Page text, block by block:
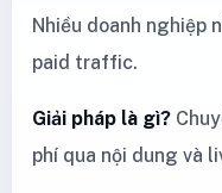
Nhiều doanh nghiệp
paid traffic.
Giải pháp là gì?
phí qua nội dung và